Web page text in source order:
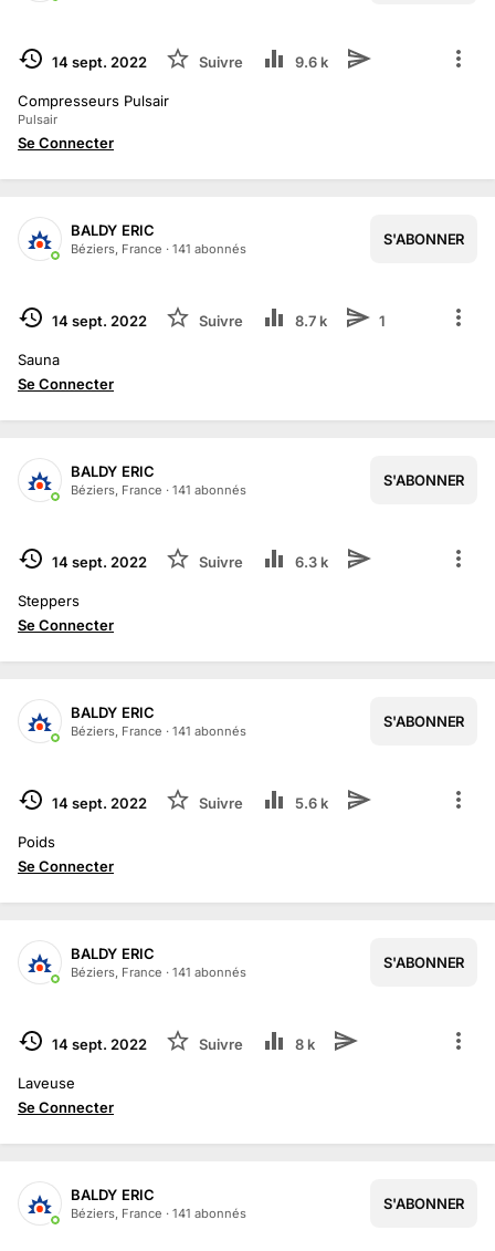
TERMINÉ14 sept. 2022 Suivre 9.6 k
Compresseurs Pulsair
Pulsair
Se Connecter
BALDY ERIC
Béziers, France · 141 abonnés
S'ABONNER
TERMINÉ
1/2
14 sept. 2022 Suivre 8.7 k 1
Sauna
Se Connecter
BALDY ERIC
Béziers, France · 141 abonnés
S'ABONNER
TERMINÉ14 sept. 2022 Suivre 6.3 k
Steppers
Se Connecter
BALDY ERIC
Béziers, France · 141 abonnés
S'ABONNER
TERMINÉ14 sept. 2022 Suivre 5.6 k
Poids
Se Connecter
BALDY ERIC
Béziers, France · 141 abonnés
S'ABONNER
TERMINÉ
1/2
14 sept. 2022 Suivre 8 k
Laveuse
Se Connecter
BALDY ERIC
Béziers, France · 141 abonnés
S'ABONNER